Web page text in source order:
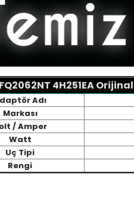
4H251EA
Adı
Markası
/ Amper
Watt
Uç Tipi
Rengi